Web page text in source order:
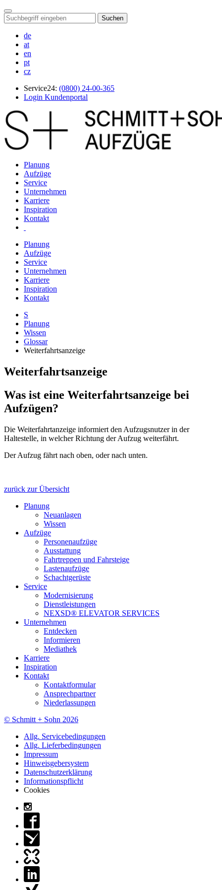
Suchen
de
at
en
pt
cz
Service24: (0800) 24-00-365
Login Kundenportal
Planung
Aufzüge
Service
Unternehmen
Karriere
Inspiration
Kontakt
Planung
Aufzüge
Service
Unternehmen
Karriere
Inspiration
Kontakt
S
Planung
Wissen
Glossar
Weiterfahrtsanzeige
Weiterfahrtsanzeige
Was ist eine Weiterfahrtsanzeige bei
Aufzügen?
Die Weiterfahrtanzeige informiert den Aufzugsnutzer in der
Haltestelle, in welcher Richtung der Aufzug weiterfährt.
Der Aufzug fährt nach oben, oder nach unten.
zurück zur Übersicht
Planung
Neuanlagen
Wissen
Aufzüge
Personenaufzüge
Ausstattung
Fahrtreppen und Fahrsteige
Lastenaufzüge
Schachtgerüste
Service
Modernisierung
Dienstleistungen
NEXSD® ELEVATOR SERVICES
Unternehmen
Entdecken
Informieren
Mediathek
Karriere
Inspiration
Kontakt
Kontaktformular
Ansprechpartner
Niederlassungen
© Schmitt + Sohn 2026
Allg. Servicebedingungen
Allg. Lieferbedingungen
Impressum
Hinweisgebersystem
Datenschutzerklärung
Informationspflicht
Cookies